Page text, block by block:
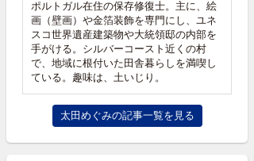
ポルトガル在住の保存修復士。主に、絵
画（壁画）や金箔装飾を専門にし、ユネ
スコ世界遺産建築物や大統領邸の内部を
手がける。シルバーコースト近くの村
で、地域に根付いた田舎暮らしを満喫し
ている。趣味は、土いじり。
太田めぐみの記事一覧を見る